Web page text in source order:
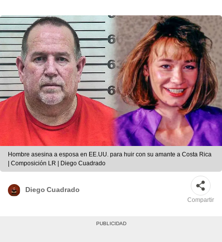
Hombre asesina a esposa en EE.UU. para huir con su amante a Costa Rica
| Composición LR | Diego Cuadrado
Diego Cuadrado
Compartir